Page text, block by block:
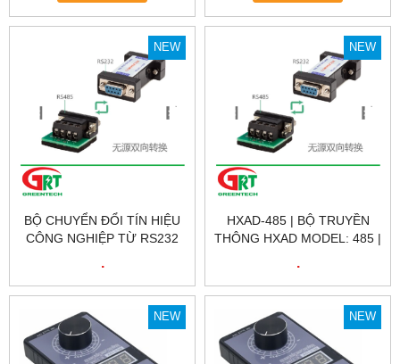
NEW
BỘ CHUYỂN ĐỔI TÍN HIỆU
CÔNG NGHIỆP TỪ RS232
THÔNG HXAD RS232 SANG
RS485
.
NEW
HXAD-485 | BỘ TRUYỀN
THÔNG HXAD MODEL: 485 |
.
NEW NEW